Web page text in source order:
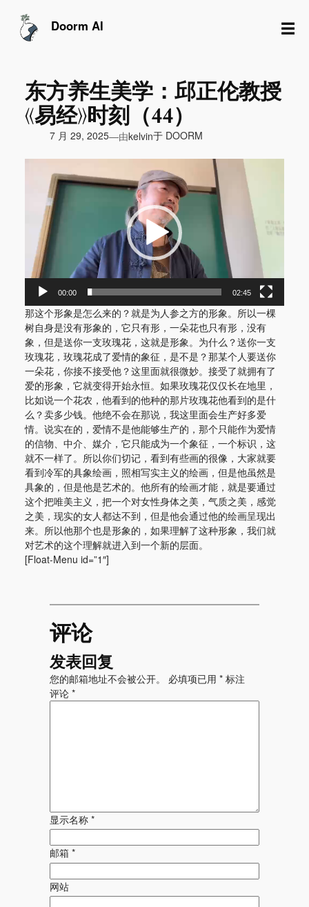
Doorm AI ☰
东方养生美学：邱正伦教授
《易经》时刻（44）
7 月 29, 2025—由kelvin于 DOORM
00:00 02:45
那这个形象是怎么来的？就是为人参之方的形象。所以一棵
树自身是没有形象的，它只有形，一朵花也只有形，没有
象，但是送你一支玫瑰花，这就是形象。为什么？送你一支
玫瑰花，玫瑰花成了爱情的象征，是不是？那某个人要送你
一朵花，你接不接受他？这里面就很微妙。接受了就拥有了
爱的形象，它就变得开始永恒。如果玫瑰花仅仅长在地里，
比如说一个花农，他看到的他种的那片玫瑰花他看到的是什
么？卖多少钱。他绝不会在那说，我这里面会生产好多爱
情。说实在的，爱情不是他能够生产的，那个只能作为爱情
的信物、中介、媒介，它只能成为一个象征，一个标识，这
就不一样了。所以你们切记，看到有些画的很像，大家就要
看到冷军的具象绘画，照相写实主义的绘画，但是他虽然是
具象的，但是他是艺术的。他所有的绘画才能，就是要通过
这个把唯美主义，把一个对女性身体之美，气质之美，感觉
之美，现实的女人都达不到，但是他会通过他的绘画呈现出
来。所以他那个也是形象的，如果理解了这种形象，我们就
对艺术的这个理解就进入到一个新的层面。
[Float-Menu id=”1″]
评论
发表回复
您的邮箱地址不会被公开。 必填项已用 *标注
评论 *
显示名称 *
邮箱 *
网站